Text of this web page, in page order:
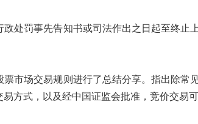
处罚事先告知书或司法作出之日起至终止
市场交易规则进行了总结分享。指出除
方式，以及经中国证监会批准，竞价交易可